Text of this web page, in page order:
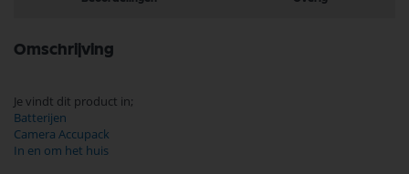
Omschrijving
Je vindt dit product in;
Batterijen
Camera Accupack
In en om het huis